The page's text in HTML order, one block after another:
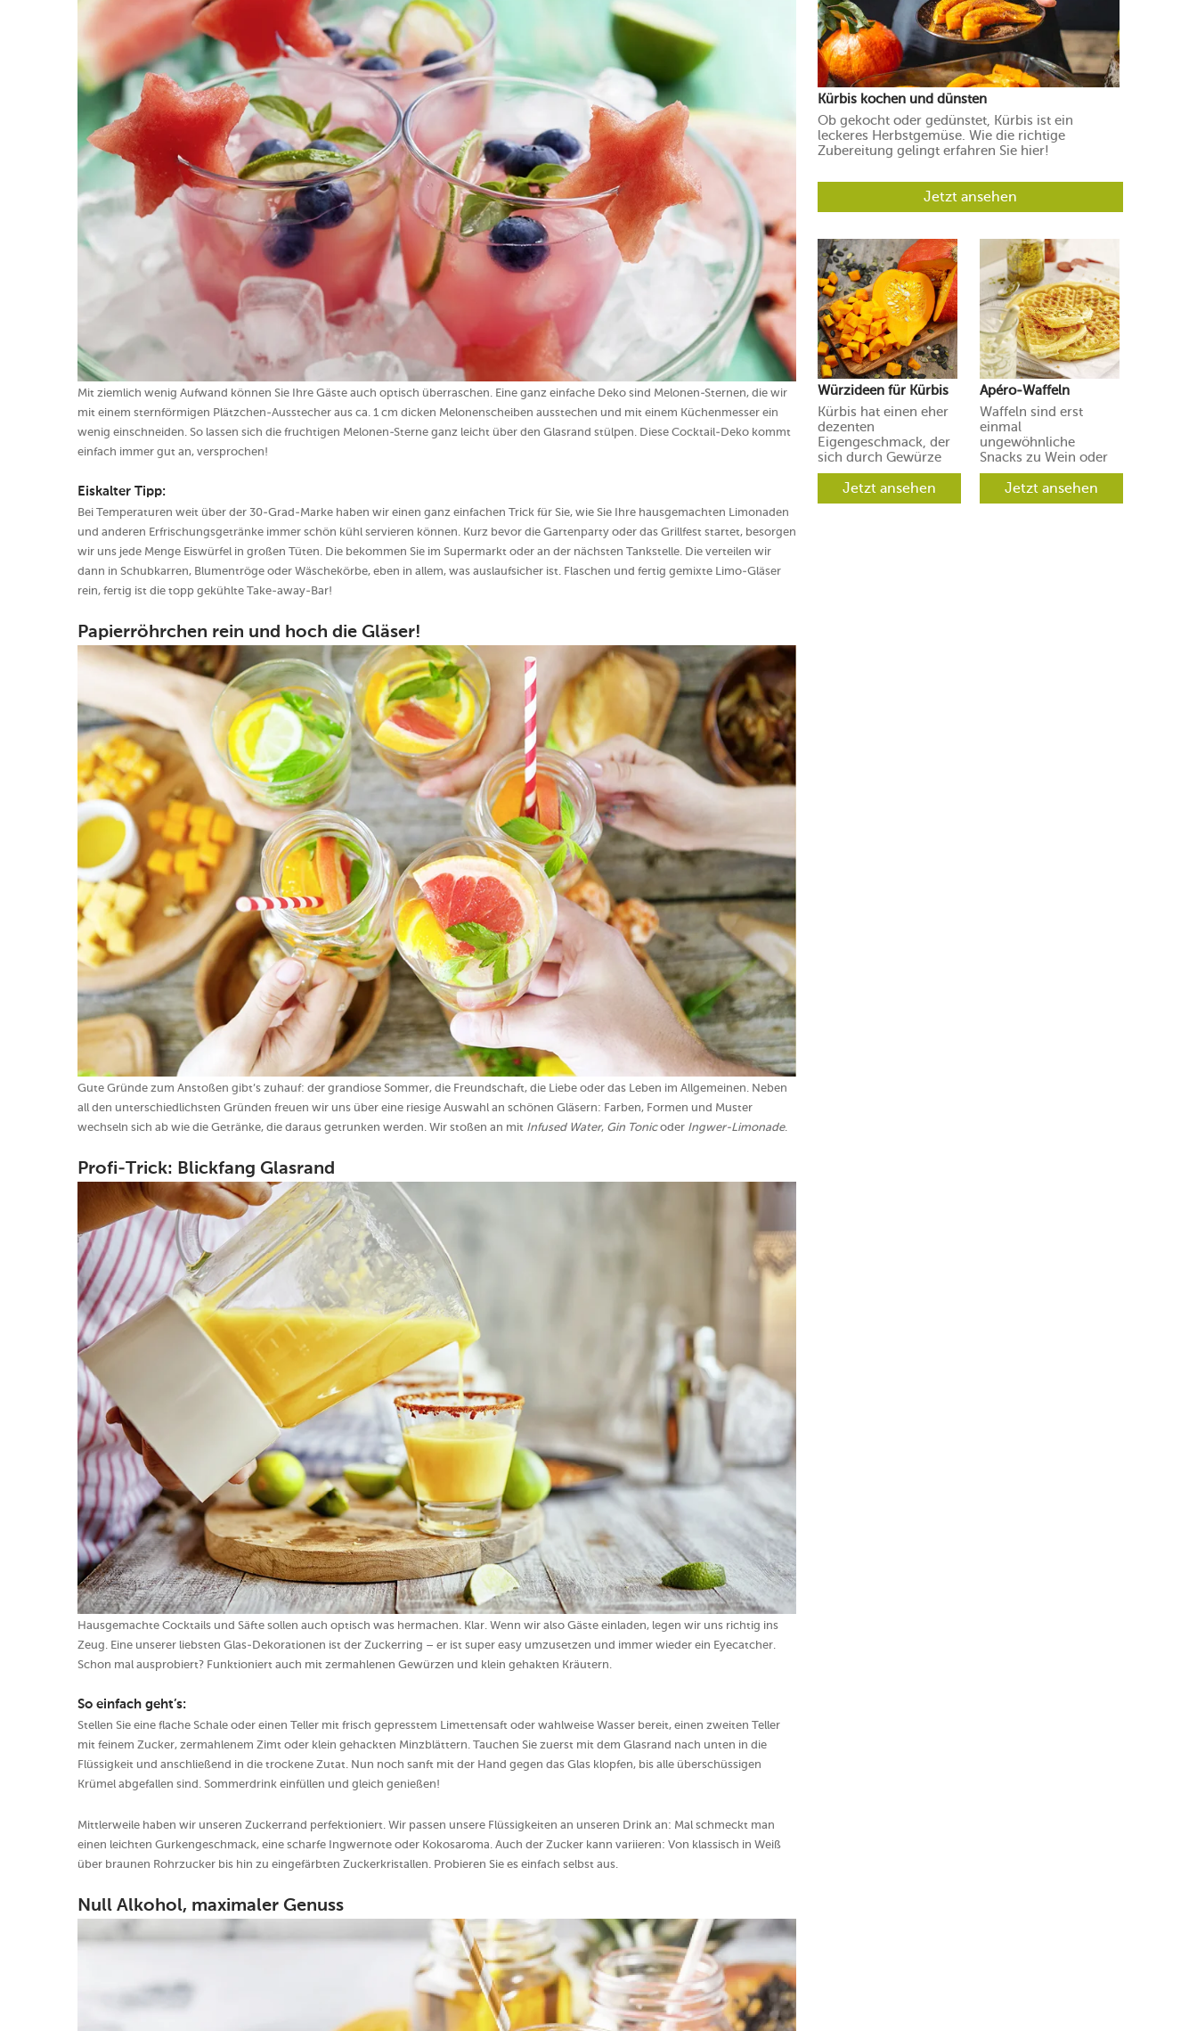
Mit ziemlich wenig Aufwand können Sie Ihre Gäste auch optisch überraschen. Eine ganz einfache Deko sind Melonen-Sternen, die wir
mit einem sternförmigen Plätzchen-Ausstecher aus ca. 1 cm dicken Melonenscheiben ausstechen und mit einem Küchenmesser ein
wenig einschneiden. So lassen sich die fruchtigen Melonen-Sterne ganz leicht über den Glasrand stülpen. Diese Cocktail-Deko kommt
einfach immer gut an, versprochen!
Eiskalter Tipp:
Bei Temperaturen weit über der 30-Grad-Marke haben wir einen ganz einfachen Trick für Sie, wie Sie Ihre hausgemachten Limonaden
und anderen Erfrischungsgetränke immer schön kühl servieren können. Kurz bevor die Gartenparty oder das Grillfest startet, besorgen
wir uns jede Menge Eiswürfel in großen Tüten. Die bekommen Sie im Supermarkt oder an der nächsten Tankstelle. Die verteilen wir
dann in Schubkarren, Blumentröge oder Wäschekörbe, eben in allem, was auslaufsicher ist. Flaschen und fertig gemixte Limo-Gläser
rein, fertig ist die topp gekühlte Take-away-Bar!
Papierröhrchen rein und hoch die Gläser!
Gute Gründe zum Anstoßen gibt’s zuhauf: der grandiose Sommer, die Freundschaft, die Liebe oder das Leben im Allgemeinen. Neben
all den unterschiedlichsten Gründen freuen wir uns über eine riesige Auswahl an schönen Gläsern: Farben, Formen und Muster
wechseln sich ab wie die Getränke, die daraus getrunken werden. Wir stoßen an mit Infused Water, Gin Tonicoder Ingwer-Limonade.
Profi-Trick: Blickfang Glasrand
Hausgemachte Cocktails und Säfte sollen auch optisch was hermachen. Klar. Wenn wir also Gäste einladen, legen wir uns richtig ins
Zeug. Eine unserer liebsten Glas-Dekorationen ist der Zuckerring – er ist super easy umzusetzen und immer wieder ein Eyecatcher.
Schon mal ausprobiert? Funktioniert auch mit zermahlenen Gewürzen und klein gehakten Kräutern.
So einfach geht’s:
Stellen Sie eine flache Schale oder einen Teller mit frisch gepresstem Limettensaft oder wahlweise Wasser bereit, einen zweiten Teller
mit feinem Zucker, zermahlenem Zimt oder klein gehackten Minzblättern. Tauchen Sie zuerst mit dem Glasrand nach unten in die
Flüssigkeit und anschließend in die trockene Zutat. Nun noch sanft mit der Hand gegen das Glas klopfen, bis alle überschüssigen
Krümel abgefallen sind. Sommerdrink einfüllen und gleich genießen!
Mittlerweile haben wir unseren Zuckerrand perfektioniert. Wir passen unsere Flüssigkeiten an unseren Drink an: Mal schmeckt man
einen leichten Gurkengeschmack, eine scharfe Ingwernote oder Kokosaroma. Auch der Zucker kann variieren: Von klassisch in Weiß
über braunen Rohrzucker bis hin zu eingefärbten Zuckerkristallen. Probieren Sie es einfach selbst aus.
Null Alkohol, maximaler Genuss
Kürbis kochen und dünsten
Ob gekocht oder gedünstet, Kürbis ist ein
leckeres Herbstgemüse. Wie die richtige
Zubereitung gelingt erfahren Sie hier!
Jetzt ansehen
Würzideen für Kürbis
Kürbis hat einen eher
dezenten
Eigengeschmack, der
sich durch Gewürze
und Aromen leicht in
verschiedene
Richtungen lenken
Jetzt ansehen
Apéro-Waffeln
Waffeln sind erst
einmal
ungewöhnliche
Snacks zu Wein oder
Prosecco. Ihre Gäste
werden aber
begeistert sein.
Jetzt ansehen